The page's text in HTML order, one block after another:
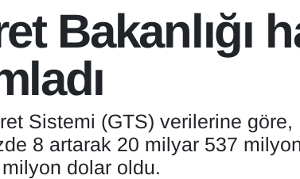
Bakanlığı
Sistemi (GTS) verilerine göre,
8 artarak 20 milyar 537
dolar oldu.
ve Fikstür